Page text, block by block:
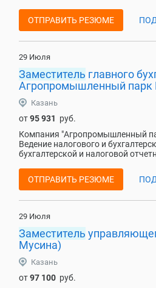
ОТПРАВИТЬ РЕЗЮМЕ
29 Июля
Заместитель главного
Агропромышленный парк
Казань
от95 931 руб.
Компания "Агропромышленный
Ведение налогового и
бухгалтерской и налоговой
ОТПРАВИТЬ РЕЗЮМЕ
29 Июля
Заместитель
Мусина)
Казань
от97 100 руб.